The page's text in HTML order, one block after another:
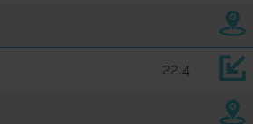
22,4